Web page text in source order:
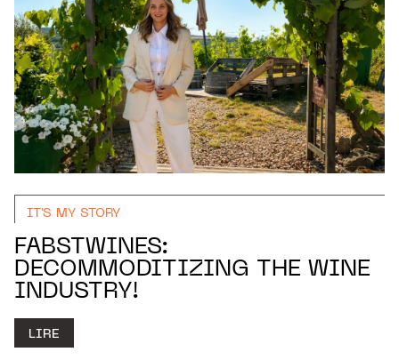
IT'S MY STORY
FABSTWINES:
DECOMMODITIZING THE WINE
INDUSTRY!
LIRE